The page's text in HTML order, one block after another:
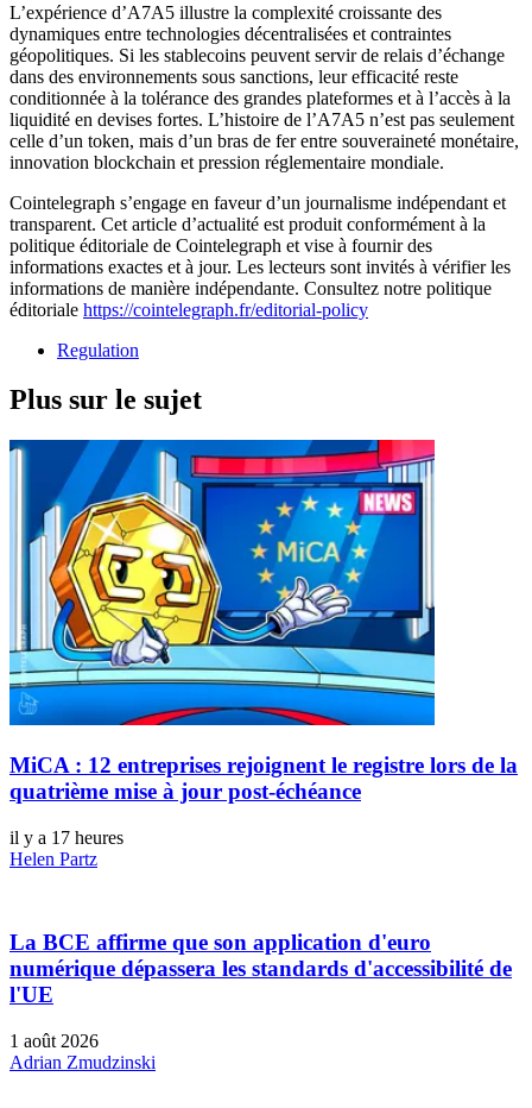
L’expérience d’A7A5 illustre la complexité croissante des
dynamiques entre technologies décentralisées et contraintes
géopolitiques. Si les stablecoins peuvent servir de relais d’échange
dans des environnements sous sanctions, leur efficacité reste
conditionnée à la tolérance des grandes plateformes et à l’accès à la
liquidité en devises fortes. L’histoire de l’A7A5 n’est pas seulement
celle d’un token, mais d’un bras de fer entre souveraineté monétaire,
innovation blockchain et pression réglementaire mondiale.
Cointelegraph s’engage en faveur d’un journalisme indépendant et
transparent. Cet article d’actualité est produit conformément à la
politique éditoriale de Cointelegraph et vise à fournir des
informations exactes et à jour. Les lecteurs sont invités à vérifier les
informations de manière indépendante. Consultez notre politique
éditoriale https://cointelegraph.fr/editorial-policy
Regulation
Plus sur le sujet
MiCA : 12 entreprises rejoignent le registre lors de la
quatrième mise à jour post-échéance
il y a 17 heures
Helen Partz
La BCE affirme que son application d'euro
numérique dépassera les standards d'accessibilité de
l'UE
1 août 2026
Adrian Zmudzinski